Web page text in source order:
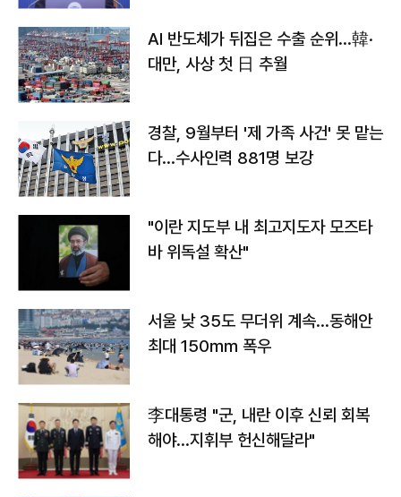
AI 반도체가 뒤집은 수출 순위…韓·
대만, 사상 첫 日 추월
경찰, 9월부터 '제 가족 사건' 못 맡는
다…수사인력 881명 보강
"이란 지도부 내 최고지도자 모즈타
바 위독설 확산"
서울 낮 35도 무더위 계속…동해안
최대 150㎜ 폭우
李대통령 "군, 내란 이후 신뢰 회복
해야…지휘부 헌신해달라"